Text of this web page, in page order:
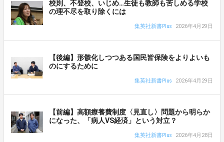
校則、不登校、いじめ…生徒も教師も苦しめる学校
の理不尽を取り除くには
集英社新書Plus 2026年4月29日
【後編】形骸化しつつある国民皆保険をよりよいも
のにするために
集英社新書Plus 2026年4月29日
【前編】高額療養費制度〈見直し〉問題から明らか
になった、「病人VS経済」という対立？
集英社新書Plus 2026年4月28日